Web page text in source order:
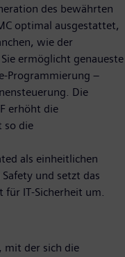
des bewährten
optimal ausgestattet,
wie der
ermöglicht genaueste
Programmierung –
Die
erhöht die
so die
als einheitlichen
und setzt das
für IT-Sicherheit um.
mit der sich die